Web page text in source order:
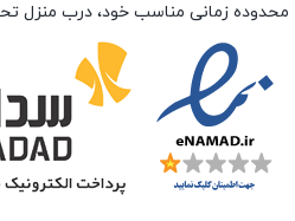
محدوده زمانی مناسب خود، درب منزل